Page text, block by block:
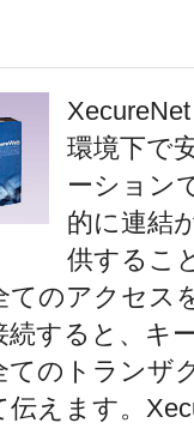
環境下で
ーション
的に連結
供するこ
てのアクセス
続すると、キ
てのトランザ
伝えます。